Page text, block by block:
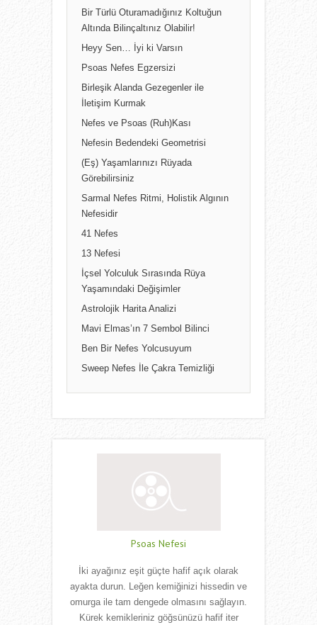
Bir Türlü Oturamadığınız Koltuğun
Altında Bilinçaltınız Olabilir!
Heyy Sen… İyi ki Varsın
Psoas Nefes Egzersizi
Birleşik Alanda Gezegenler ile
İletişim Kurmak
Nefes ve Psoas (Ruh)Kası
Nefesin Bedendeki Geometrisi
(Eş) Yaşamlarınızı Rüyada
Görebilirsiniz
Sarmal Nefes Ritmi, Holistik Algının
Nefesidir
41 Nefes
13 Nefesi
İçsel Yolculuk Sırasında Rüya
Yaşamındaki Değişimler
Astrolojik Harita Analizi
Mavi Elmas’ın 7 Sembol Bilinci
Ben Bir Nefes Yolcusuyum
Sweep Nefes İle Çakra Temizliği
Psoas Nefesi
İki ayağınız eşit güçte hafif açık olarak
ayakta durun. Leğen kemiğinizi hissedin ve
omurga ile tam dengede olmasını sağlayın.
Kürek kemikleriniz göğsünüzü hafif iter